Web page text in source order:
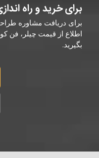
برای خرید و راه
برای دریافت مشاوره
اطلاع از قیمت چیلر، فن
بگیرید.